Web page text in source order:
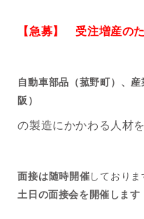
【急募】 受注増産の
自動車部品（菰野町）、
阪）
の製造にかかわる人材
面接は随時開催しており
土日の面接会を開催します